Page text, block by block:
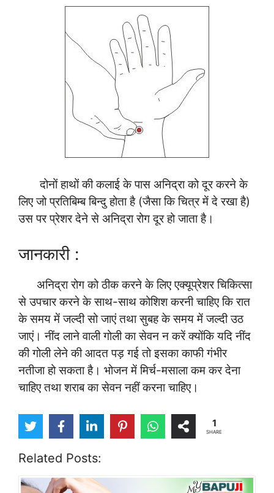
दोनों हाथों की कलाई के पास अनिद्रा को दूर करने के
लिए जो प्रतिबिम्ब बिन्दु होता है (जैसा कि चित्र में दे रखा है)
उस पर प्रेशर देने से अनिद्रा रोग दूर हो जाता है।
जानकारी :
अनिद्रा रोग को ठीक करने के लिए एक्यूप्रेशर चिकित्सा
से उपचार करने के साथ-साथ कोशिश करनी चाहिए कि रात
के समय में जल्दी सो जाएं तथा सुबह के समय में जल्दी उठ
जाएं। नींद लाने वाली गोली का सेवन न करें क्योंकि यदि नींद
की गोली लेने की आदत पड़ गई तो इसका काफी गंभीर
नतीजा हो सकता है। भोजन में मिर्च-मसाला कम कर देना
चाहिए तथा शराब का सेवन नहीं करना चाहिए।
1
SHARE
Related Posts: